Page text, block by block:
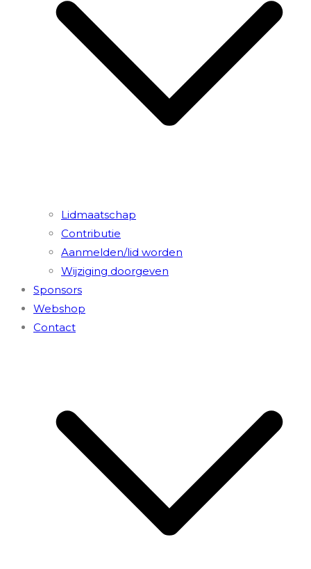
Lidmaatschap
Contributie
Aanmelden/lid worden
Wijziging doorgeven
Sponsors
Webshop
Contact